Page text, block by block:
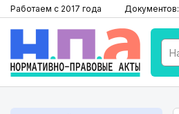
Работаем с 2017 года Документов: